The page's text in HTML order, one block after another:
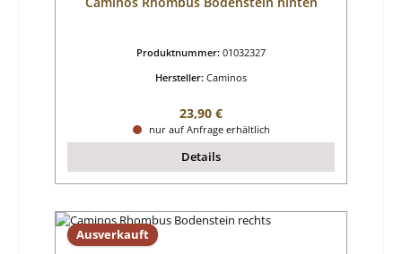
Produktnummer: 01032327
Hersteller: Caminos
Regulärer Preis:
23,90 €
nur auf Anfrage erhältlich
Details
Ausverkauft